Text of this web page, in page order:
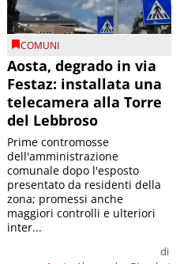
COMUNI
Aosta, degrado in via
Festaz: installata una
telecamera alla Torre
del Lebbroso
di
Prime contromosse
dell'amministrazione
comunale dopo l'esposto
presentato da residenti della
zona; promessi anche
maggiori controlli e ulteriori
inter...